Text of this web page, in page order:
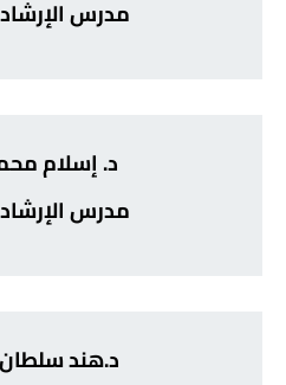
مدرس
د. إسلام
مدرس
د.هند